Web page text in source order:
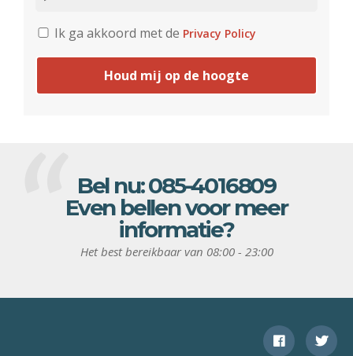
Ik ga akkoord met de Privacy Policy
Houd mij op de hoogte
Bel nu:085-4016809
Even bellen voor meer
informatie?
Het best bereikbaar van 08:00 - 23:00